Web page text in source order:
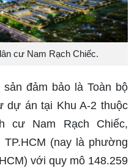
cư Nam Rạch Chiếc.
đảm bảo là Toàn bộ
dự án tại Khu A-2 thuộc
cư Nam Rạch Chiếc,
(nay là phường
với quy mô 148.259